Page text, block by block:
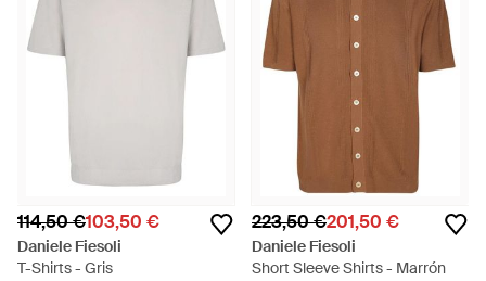
114,50 €103,50 €
Daniele Fiesoli
T-Shirts - Gris
223,50 €201,50 €
Daniele Fiesoli
Short Sleeve Shirts - Marrón